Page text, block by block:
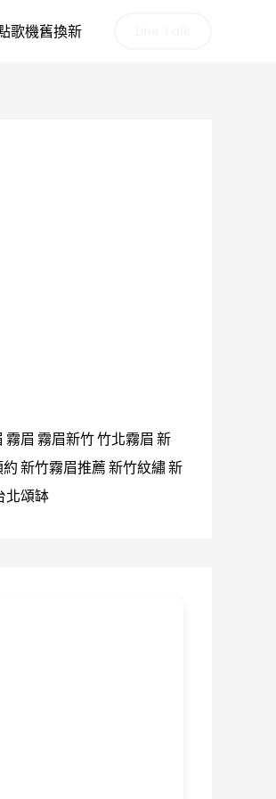
歌機舊換新
霧眉 霧眉新竹竹北霧眉 新
新竹霧眉推薦 新竹紋繡新
北頌缽